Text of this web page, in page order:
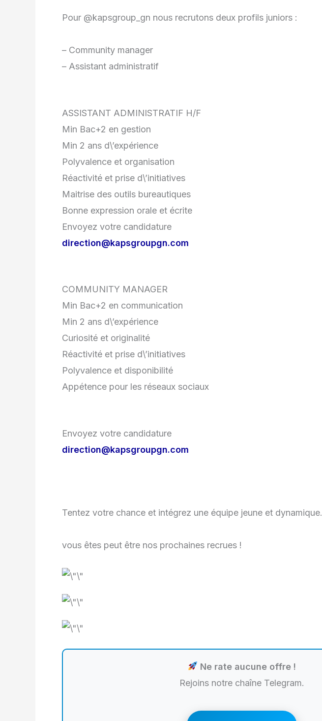
Pour @kapsgroup_gn nous recrutons deux profils juniors :
– Community manager
– Assistant administratif
ASSISTANT ADMINISTRATIF H/F
Min Bac+2 en gestion
Min 2 ans d\’expérience
Polyvalence et organisation
Réactivité et prise d\’initiatives
Maitrise des outils bureautiques
Bonne expression orale et écrite
Envoyez votre candidature
direction@kapsgroupgn.com
COMMUNITY MANAGER
Min Bac+2 en communication
Min 2 ans d\’expérience
Curiosité et originalité
Réactivité et prise d\’initiatives
Polyvalence et disponibilité
Appétence pour les réseaux sociaux
Envoyez votre candidature
direction@kapsgroupgn.com
Tentez votre chance et intégrez une équipe jeune et dynamique.
vous êtes peut être nos prochaines recrues !
Ne rate aucune offre !
Rejoins notre chaîne Telegram.